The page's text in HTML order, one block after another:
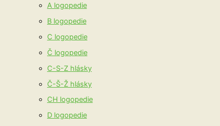
A logopedie
B logopedie
C logopedie
Č logopedie
C-S-Z hlásky
Č-Š-Ž hlásky
CH logopedie
D logopedie